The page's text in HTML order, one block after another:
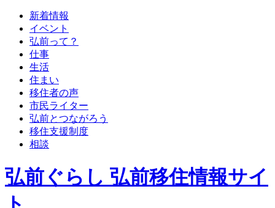
新着情報
イベント
弘前って？
仕事
生活
住まい
移住者の声
市民ライター
弘前とつながろう
移住支援制度
相談
弘前ぐらし 弘前移住情報サイ